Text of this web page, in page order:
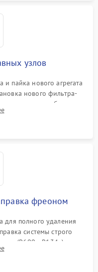
узлов
пайка нового агрегата
нового фильтра-
обдува,
дверных петель.
фреоном
для полного удаления
системы строго
(R600a, R134a) по
давления в системе.